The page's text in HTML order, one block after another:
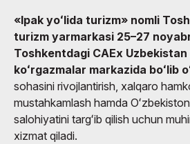
«Ipak yoʻlida turizm» nomli
turizm yarmarkasi 25–27
Toshkentdagi CAEx
koʻrgazmalar markazida boʻlib
sohasini rivojlantirish, xalqaro
mustahkamlash hamda
salohiyatini targʻib qilish uchun
xizmat qiladi.